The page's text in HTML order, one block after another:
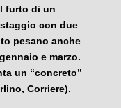
furto di un
con due
pesano anche
e marzo.
un “concreto”
Corriere).